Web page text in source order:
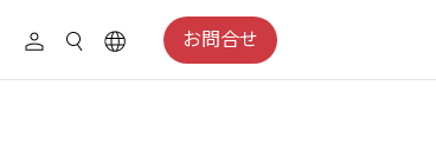
お問合せ